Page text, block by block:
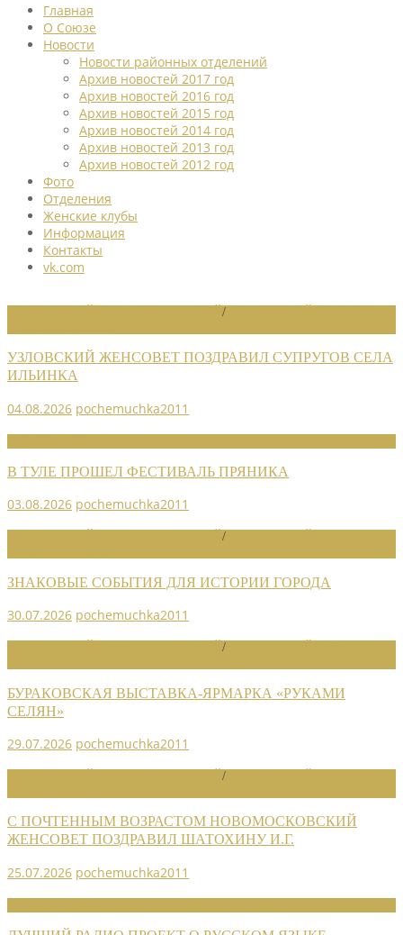
Главная
О Союзе
Новости
Новости районных отделений
Архив новостей 2017 год
Архив новостей 2016 год
Архив новостей 2015 год
Архив новостей 2014 год
Архив новостей 2013 год
Архив новостей 2012 год
Фото
Отделения
Женские клубы
Информация
Контакты
vk.com
/
УЗЛОВСКИЙ ЖЕНСОВЕТ ПОЗДРАВИЛ СУПРУГОВ СЕЛА
ИЛЬИНКА
04.08.2026 pochemuchka2011
В ТУЛЕ ПРОШЕЛ ФЕСТИВАЛЬ ПРЯНИКА
03.08.2026 pochemuchka2011
/
ЗНАКОВЫЕ СОБЫТИЯ ДЛЯ ИСТОРИИ ГОРОДА
30.07.2026 pochemuchka2011
/
БУРАКОВСКАЯ ВЫСТАВКА-ЯРМАРКА «РУКАМИ
СЕЛЯН»
29.07.2026 pochemuchka2011
/
С ПОЧТЕННЫМ ВОЗРАСТОМ НОВОМОСКОВСКИЙ
ЖЕНСОВЕТ ПОЗДРАВИЛ ШАТОХИНУ И.Г.
25.07.2026 pochemuchka2011